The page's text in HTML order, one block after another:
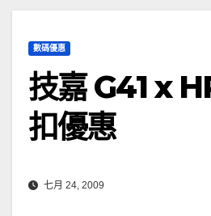
數碼優惠
技嘉 G41 x
扣優惠
七月 24, 2009